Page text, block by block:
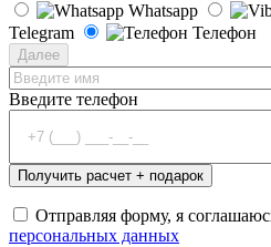
Whatsapp
Telegram
Телефон
Далее
Введите телефон
Отправляя форму, я
персональных данных